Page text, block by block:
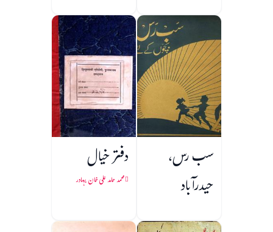
سب رس،
حیدرآباد
دفتر خیال
محمد حامد علی خان بہادر